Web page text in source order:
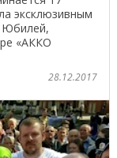
эксклюзивным
Юбилей,
«АККО
28.12.2017